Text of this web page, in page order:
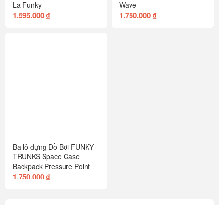
La Funky
1.595.000 ₫
Wave
1.750.000 ₫
Ba lô đựng Đồ Bơi FUNKY
TRUNKS Space Case
Backpack Pressure Point
1.750.000 ₫